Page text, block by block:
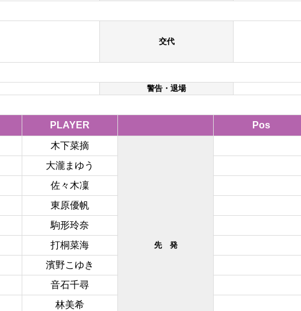
交代
警告・退場
PLAYER Pos
木下菜摘
先 発
大瀧まゆう
佐々木凜
東原優帆
駒形玲奈
打桐菜海
濱野こゆき
音石千尋
林美希